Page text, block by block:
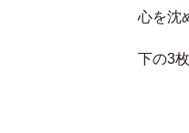
心を沈
下の3